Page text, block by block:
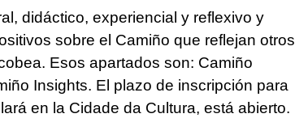
didáctico, experiencial y reflexivo y
sobre el Camiño que reflejan otros
Esos apartados son: Camiño
Insights. El plazo de inscripción para
en la Cidade da Cultura, está abierto.